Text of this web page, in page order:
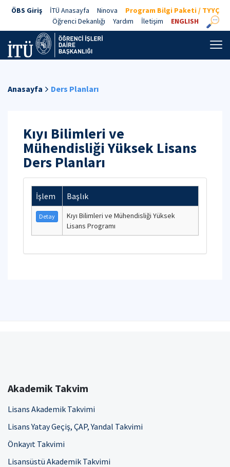
ÖBS Giriş İTÜ Anasayfa Ninova
Program Bilgi Paketi / TYYÇ
Öğrenci Dekanlığı
Yardım İletişim ENGLISH
Anasayfa Ders Planları
Kıyı Bilimleri ve
Mühendisliği Yüksek Lisans
Ders Planları
İşlem Başlık
Detay
Kıyı Bilimleri ve Mühendisliği Yüksek
Lisans Programı
Akademik Takvim
Lisans Akademik Takvimi
Lisans Yatay Geçiş, ÇAP, Yandal Takvimi
Önkayıt Takvimi
Lisansüstü Akademik Takvimi